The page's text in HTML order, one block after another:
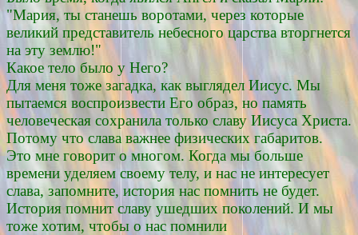
"Мария, ты станешь воротами, через которые
великий представитель небесного царства вторгнется
на эту землю!"
Какое тело было у Него?
Для меня тоже загадка, как выглядел Иисус. Мы
пытаемся воспроизвести Его образ, но память
человеческая сохранила только славу Иисуса Христа.
Потому что слава важнее физических габаритов.
Это мне говорит о многом. Когда мы больше
времени уделяем своему телу, и нас не интересует
слава, запомните, история нас помнить не будет.
История помнит славу ушедших поколений. И мы
тоже хотим, чтобы о нас помнили